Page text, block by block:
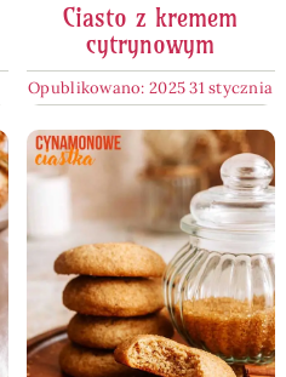
Ciasto z kremem
cytrynowym
Opublikowano: 2025 31 stycznia